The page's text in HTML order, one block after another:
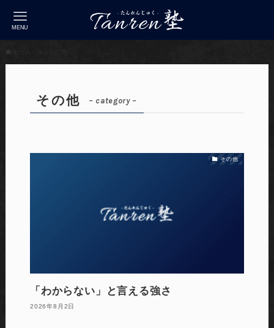
MENU
その他 – category –
その他
「わからない」と言える強さ
2026年8月2日